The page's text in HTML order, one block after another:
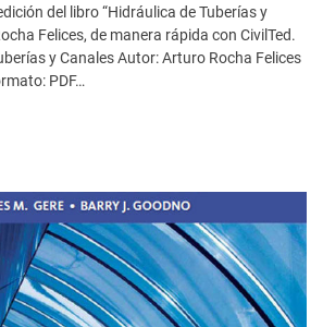
del libro “Hidráulica de Tuberías y
Felices, de manera rápida con CivilTed.
y Canales Autor: Arturo Rocha Felices
PDF…